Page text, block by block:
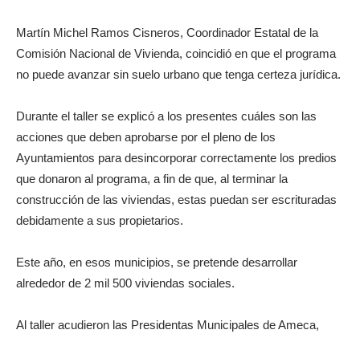
Martín Michel Ramos Cisneros, Coordinador Estatal de la
Comisión Nacional de Vivienda, coincidió en que el programa
no puede avanzar sin suelo urbano que tenga certeza jurídica.
Durante el taller se explicó a los presentes cuáles son las
acciones que deben aprobarse por el pleno de los
Ayuntamientos para desincorporar correctamente los predios
que donaron al programa, a fin de que, al terminar la
construcción de las viviendas, estas puedan ser escrituradas
debidamente a sus propietarios.
Este año, en esos municipios, se pretende desarrollar
alrededor de 2 mil 500 viviendas sociales.
Al taller acudieron las Presidentas Municipales de Ameca,